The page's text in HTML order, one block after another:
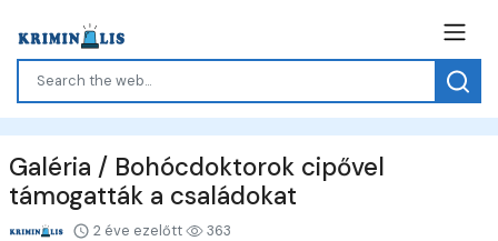
Galéria / Bohócdoktorok cipővel
támogatták a családokat
2 éve ezelőtt 363